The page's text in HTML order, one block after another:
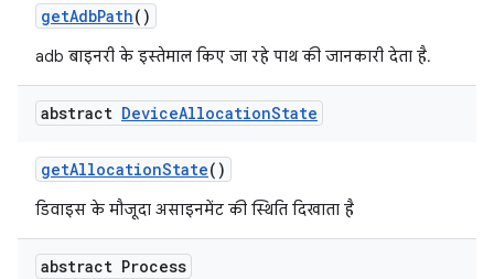
getAdbPath()
adb बाइनरी के इस्तेमाल किए जा रहे पाथ की जानकारी देता है.
abstract DeviceAllocationState
getAllocationState()
डिवाइस के मौजूदा असाइनमेंट की स्थिति दिखाता है
abstract Process